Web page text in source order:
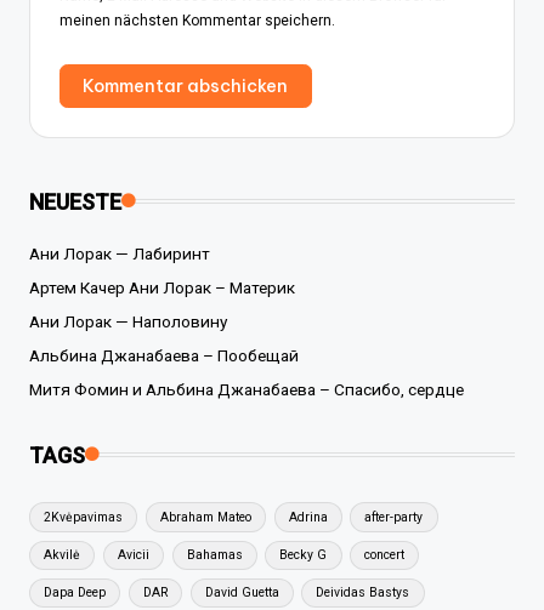
meinen nächsten Kommentar speichern.
NEUESTE
Ани Лорак — Лабиринт
Артем Качер Ани Лорак – Материк
Ани Лорак — Наполовину
Альбина Джанабаева – Пообещай
Митя Фомин и Альбина Джанабаева – Спасибо, сердце
TAGS
2Kvėpavimas Abraham Mateo Adrina after-party
Akvilė Avicii Bahamas Becky G concert
Dapa Deep DAR David Guetta Deividas Bastys